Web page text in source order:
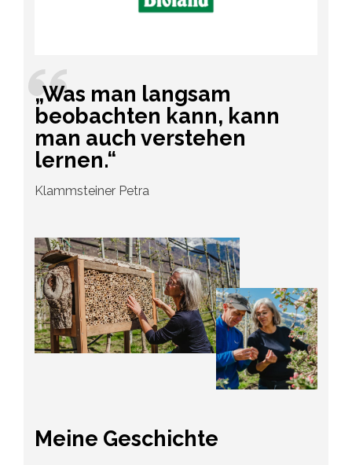
„Was man langsam
beobachten kann, kann
man auch verstehen
lernen.“
Klammsteiner Petra
Meine Geschichte